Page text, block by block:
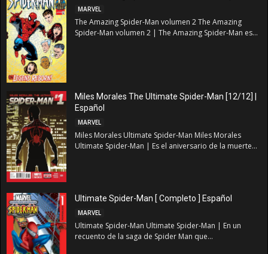
MARVEL
The Amazing Spider-Man volumen 2 The Amazing
Spider-Man volumen 2 | The Amazing Spider-Man es...
Miles Morales The Ultimate Spider-Man [12/12] |
Español
MARVEL
Miles Morales Ultimate Spider-Man Miles Morales
Ultimate Spider-Man | Es el aniversario de la muerte...
Ultimate Spider-Man [ Completo ] Español
MARVEL
Ultimate Spider-Man Ultimate Spider-Man | En un
recuento de la saga de Spider Man que...